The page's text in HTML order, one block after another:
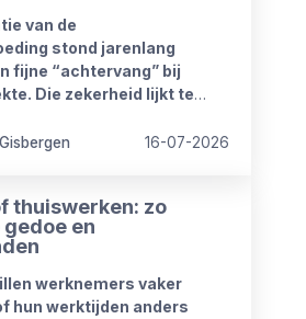
van de
stond jarenlang
fijne “achtervang” bij
Die zekerheid lijkt te
om de
16-07-2026
thuiswerken: zo
en
werknemers vaker
hun werktijden anders